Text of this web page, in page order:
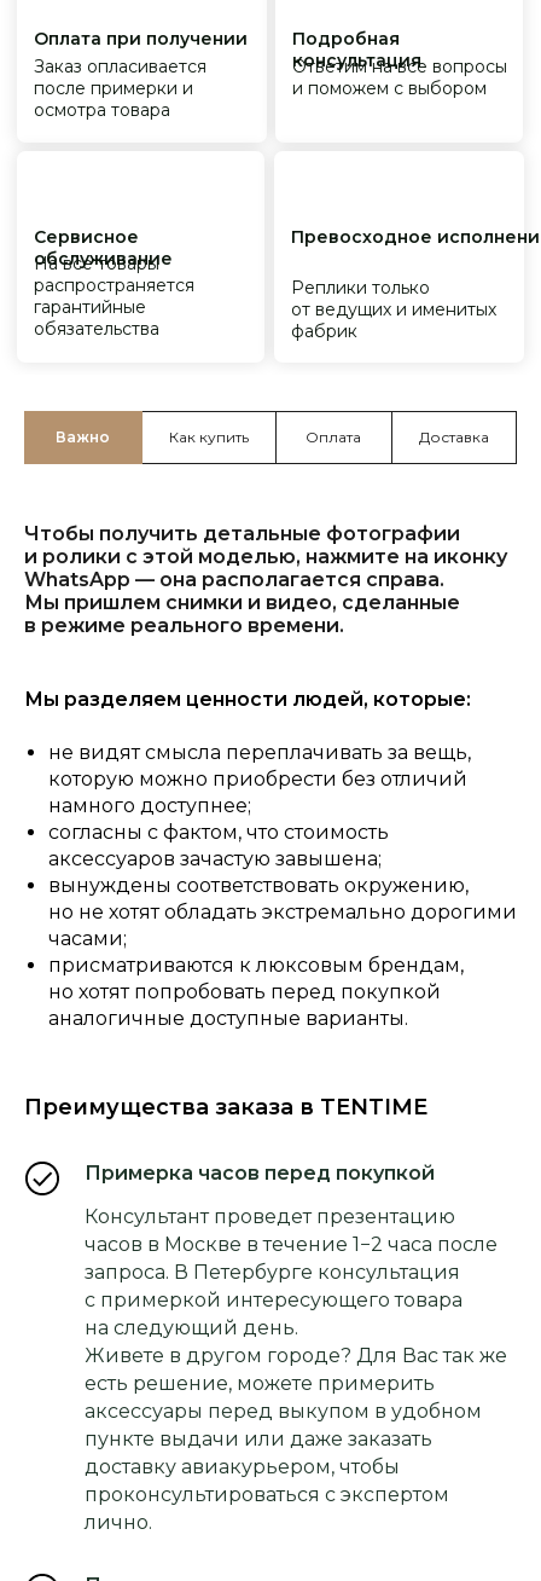
Важно Как купить Оплата Доставка
Чтобы получить детальные фотографии
и ролики с этой моделью, нажмите на иконку
WhatsApp — она располагается справа.
Мы пришлем снимки и видео, сделанные
в режиме реального времени.
Мы разделяем ценности людей, которые:
не видят смысла переплачивать за вещь,
которую можно приобрести без отличий
намного доступнее;
согласны с фактом, что стоимость
аксессуаров зачастую завышена;
вынуждены соответствовать окружению,
но не хотят обладать экстремально дорогими
часами;
присматриваются к люксовым брендам,
но хотят попробовать перед покупкой
аналогичные доступные варианты.
Преимущества заказа в TENTIME
Примерка часов перед покупкой
Консультант проведет презентацию
часов в Москве в течение 1−2 часа после
запроса. В Петербурге консультация
с примеркой интересующего товара
на следующий день.
Живете в другом городе? Для Вас так же
есть решение, можете примерить
аксессуары перед выкупом в удобном
пункте выдачи или даже заказать
доставку авиакурьером, чтобы
проконсультироваться с экспертом
лично.